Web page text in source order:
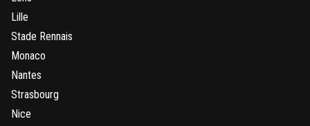
Lille
Stade Rennais
Monaco
Nantes
Strasbourg
Nice